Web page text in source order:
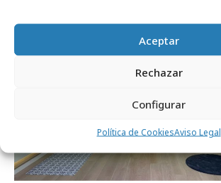
Aceptar
Rechazar
Configurar
Política de CookiesAviso Legal